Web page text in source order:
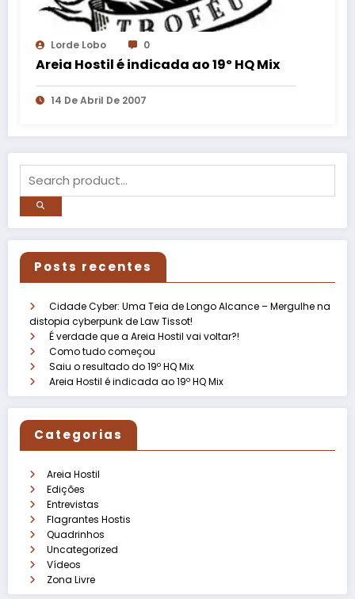
Lorde Lobo 0
Areia Hostil é indicada ao 19º HQ Mix
14 De Abril De 2007
Posts recentes
Cidade Cyber: Uma Teia de Longo Alcance – Mergulhe na
distopia cyberpunk de Law Tissot!
É verdade que a Areia Hostil vai voltar?!
Como tudo começou
Saiu o resultado do 19º HQ Mix
Areia Hostil é indicada ao 19º HQ Mix
Categorias
Areia Hostil
Edições
Entrevistas
Flagrantes Hostis
Quadrinhos
Uncategorized
Vídeos
Zona Livre